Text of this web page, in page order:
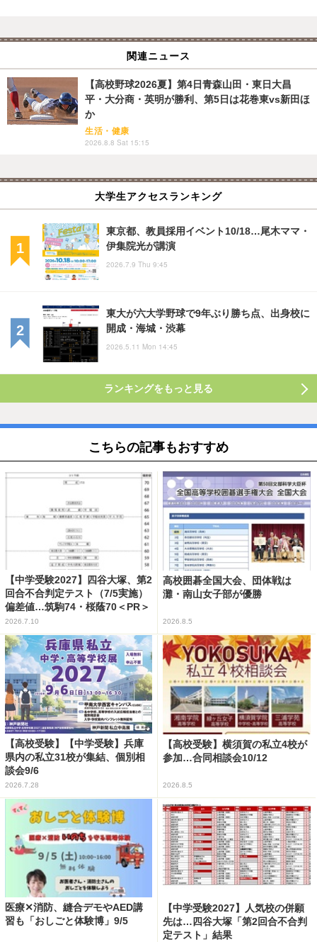
関連ニュース
【高校野球2026夏】第4日青森山田・東日大昌
平・大分商・英明が勝利、第5日は花巻東vs新田ほ
か
生活・健康
2026.8.8 Sat 15:15
大学生アクセスランキング
東京都、教員採用イベント10/18…尾木ママ・
伊集院光が講演
2026.7.9 Thu 9:45
東大が六大学野球で9年ぶり勝ち点、出身校に
開成・海城・渋幕
2026.5.11 Mon 14:45
ランキングをもっと見る
こちらの記事もおすすめ
【中学受験2027】四谷大塚、第2
回合不合判定テスト（7/5実施）
偏差値…筑駒74・桜蔭70＜PR＞
2026.7.10
高校囲碁全国大会、団体戦は
灘・南山女子部が優勝
2026.8.5
【高校受験】【中学受験】兵庫
県内の私立31校が集結、個別相
談会9/6
2026.7.28
【高校受験】横須賀の私立4校が
参加…合同相談会10/12
2026.8.5
医療✕消防、縫合デモやAED講
習も「おしごと体験博」9/5
【中学受験2027】人気校の併願
先は…四谷大塚「第2回合不合判
定テスト」結果